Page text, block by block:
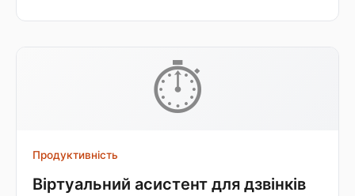
⏱
Продуктивність
Віртуальний асистент для дзвінків